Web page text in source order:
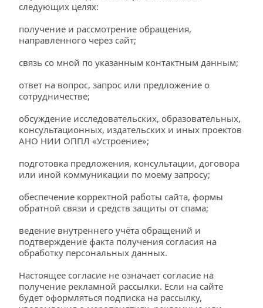
следующих целях:
получение и рассмотрение обращения,
направленного через сайт;
связь со мной по указанным контактным данным;
ответ на вопрос, запрос или предложение о
сотрудничестве;
обсуждение исследовательских, образовательных,
консультационных, издательских и иных проектов
АНО НИИ ОППЛ «Устроение»;
подготовка предложения, консультации, договора
или иной коммуникации по моему запросу;
обеспечение корректной работы сайта, формы
обратной связи и средств защиты от спама;
ведение внутреннего учёта обращений и
подтверждение факта получения согласия на
обработку персональных данных.
Настоящее согласие не означает согласие на
получение рекламной рассылки. Если на сайте
будет оформляться подписка на рассылку,